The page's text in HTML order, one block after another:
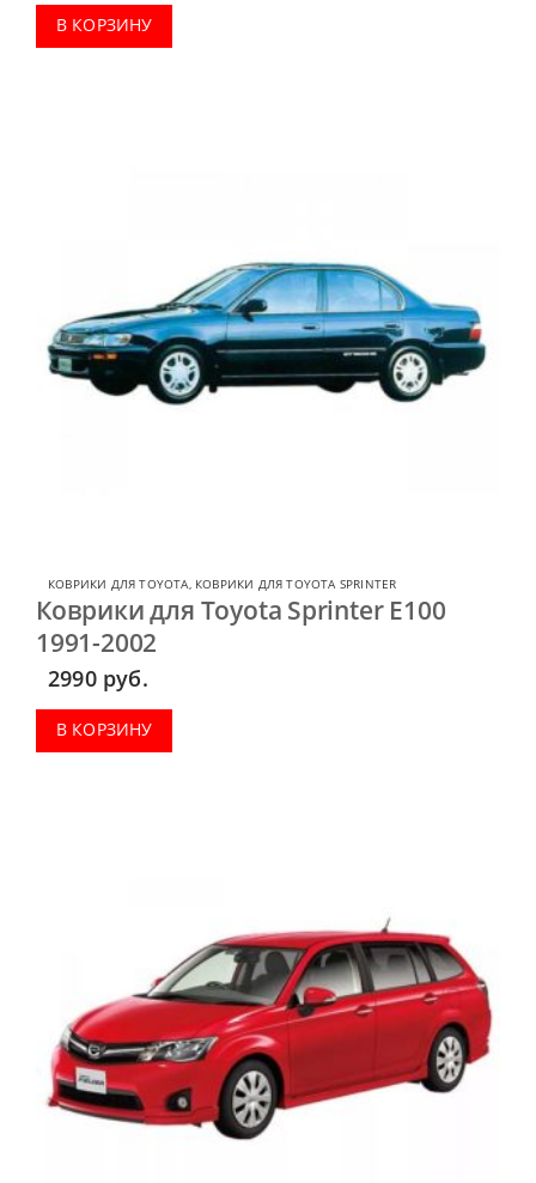
В КОРЗИНУ
КОВРИКИ ДЛЯ TOYOTA КОВРИКИ ДЛЯ TOYOTA SPRINTER
Коврики для Toyota Sprinter E100
1991-2002
2990 руб.
В КОРЗИНУ